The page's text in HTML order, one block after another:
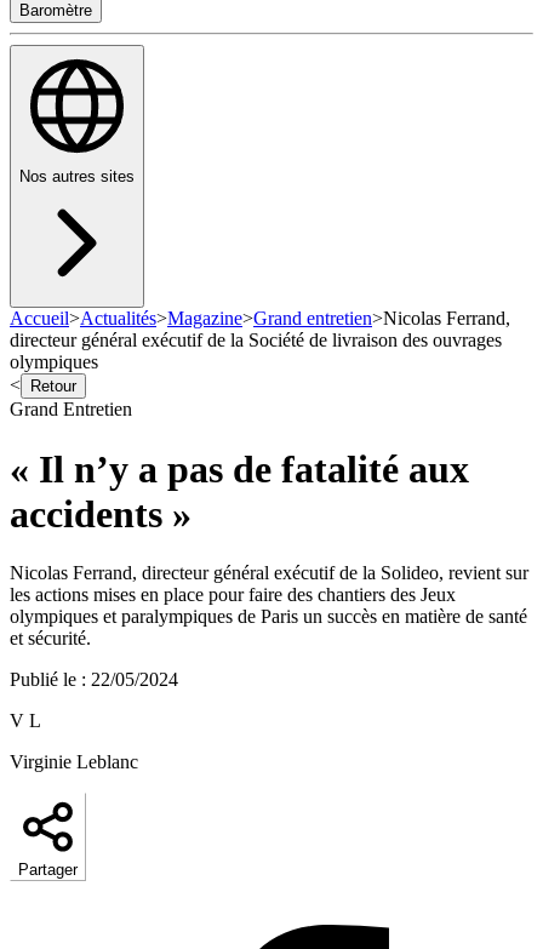
Baromètre
Nos autres sites
Accueil>Actualités>Magazine>Grand entretien>Nicolas Ferrand,
directeur général exécutif de la Société de livraison des ouvrages
olympiques
<
Retour
Grand Entretien
« Il n’y a pas de fatalité aux
accidents »
Nicolas Ferrand, directeur général exécutif de la Solideo, revient sur
les actions mises en place pour faire des chantiers des Jeux
olympiques et paralympiques de Paris un succès en matière de santé
et sécurité.
Publié le : 22/05/2024
V L
Virginie Leblanc
Partager